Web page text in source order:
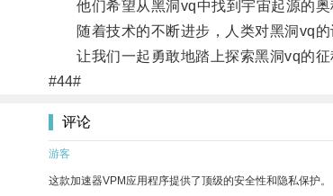
他们希望从黑洞vq中找到宇宙起源的奥
随着技术的不断进步，人类对黑洞vq的
让我们一起勇敢地踏上探索黑洞vq的征
#44#
评论
游客
这款加速器VPM应用程序提供了顶级的安全性和隐私保护。